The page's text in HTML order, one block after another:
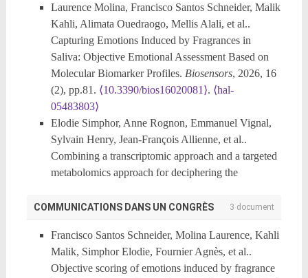
Laurence Molina, Francisco Santos Schneider, Malik
Kahli, Alimata Ouedraogo, Mellis Alali, et al..
Capturing Emotions Induced by Fragrances in
Saliva: Objective Emotional Assessment Based on
Molecular Biomarker Profiles. Biosensors, 2026, 16
(2), pp.81. ⟨10.3390/bios16020081⟩. ⟨hal-
05483803⟩
Elodie Simphor, Anne Rognon, Emmanuel Vignal,
Sylvain Henry, Jean-François Allienne, et al..
Combining a transcriptomic approach and a targeted
metabolomics approach for deciphering the
snail Biomphalaria glabrata toward Schistosoma
⟨10.1016/j.actatropica.2024.107212⟩.⟨hal-
04555554⟩
Silvain Pinaud, Guillaume Tetreau, Pierre Poteaux,
COMMUNICATIONS DANS UN CONGRÈS 3 document
Francisco Santos Schneider, Molina Laurence, Kahli
Malik, Simphor Elodie, Fournier Agnès, et al..
Objective scoring of emotions induced by fragrance